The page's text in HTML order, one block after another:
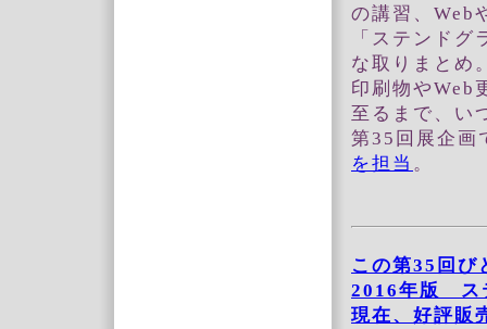
の講習、Web
「ステンド
な取りまとめ
印刷物やWeb
至るまで、い
第35回展企画
を担当 。
この第35回び
2016年版 ス
現在、好評販